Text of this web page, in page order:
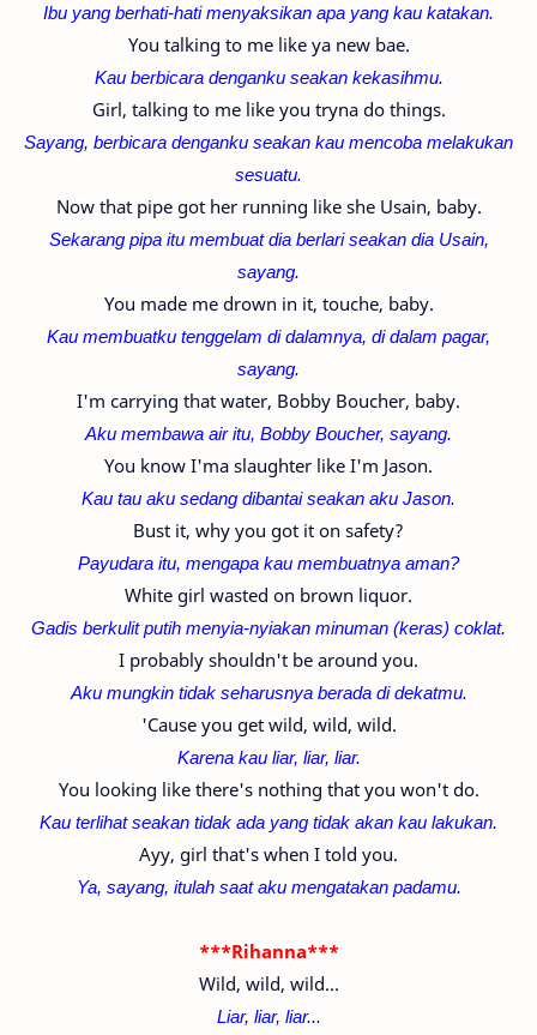
Ibu yang berhati-hati menyaksikan apa yang kau katakan.
You talking to me like ya new bae.
Kau berbicara denganku seakan kekasihmu.
Girl, talking to me like you tryna do things.
Sayang, berbicara denganku seakan kau mencoba melakukan
sesuatu.
Now that pipe got her running like she Usain, baby.
Sekarang pipa itu membuat dia berlari seakan dia Usain,
sayang.
You made me drown in it, touche, baby.
Kau membuatku tenggelam di dalamnya, di dalam pagar,
sayang.
I'm carrying that water, Bobby Boucher, baby.
Aku membawa air itu, Bobby Boucher, sayang.
You know I'ma slaughter like I'm Jason.
Kau tau aku sedang dibantai seakan aku Jason.
Bust it, why you got it on safety?
Payudara itu, mengapa kau membuatnya aman?
White girl wasted on brown liquor.
Gadis berkulit putih menyia-nyiakan minuman (keras) coklat.
I probably shouldn't be around you.
Aku mungkin tidak seharusnya berada di dekatmu.
'Cause you get wild, wild, wild.
Karena kau liar, liar, liar.
You looking like there's nothing that you won't do.
Kau terlihat seakan tidak ada yang tidak akan kau lakukan.
Ayy, girl that's when I told you.
Ya, sayang, itulah saat aku mengatakan padamu.
***Rihanna***
Wild, wild, wild...
Liar, liar, liar...